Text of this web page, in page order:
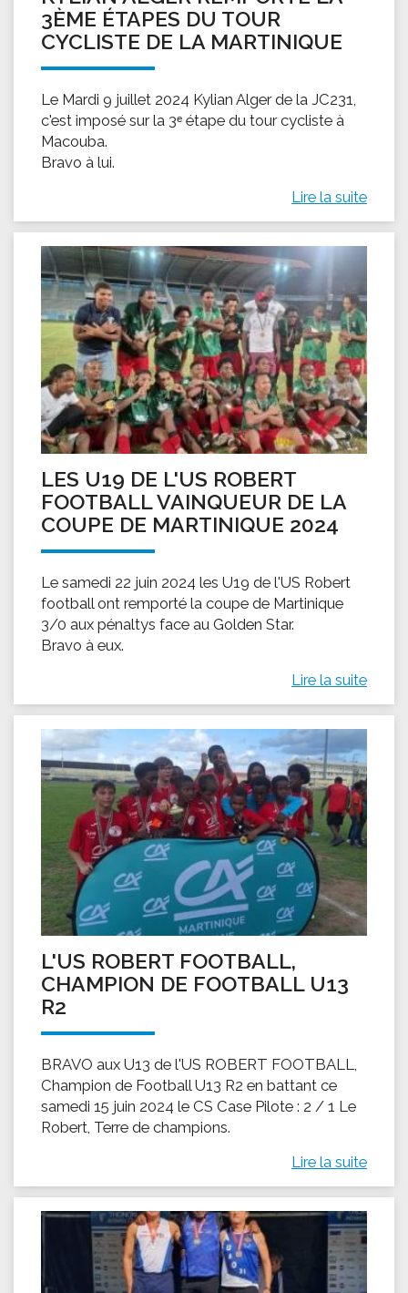
3ÈME ÉTAPES DU TOUR
CYCLISTE DE LA MARTINIQUE
Le Mardi 9 juillet 2024 Kylian Alger de la JC231,
c'est imposé sur la 3ᵉ étape du tour cycliste à
Macouba.
Bravo à lui.
Lire la suite
LES U19 DE L'US ROBERT
FOOTBALL VAINQUEUR DE LA
COUPE DE MARTINIQUE 2024
Le samedi 22 juin 2024 les U19 de l'US Robert
football ont remporté la coupe de Martinique
3/0 aux pénaltys face au Golden Star.
Bravo à eux.
Lire la suite
L'US ROBERT FOOTBALL,
CHAMPION DE FOOTBALL U13
R2
BRAVO aux U13 de l'US ROBERT FOOTBALL,
Champion de Football U13 R2 en battant ce
samedi 15 juin 2024 le CS Case Pilote : 2 / 1 Le
Robert, Terre de champions.
Lire la suite